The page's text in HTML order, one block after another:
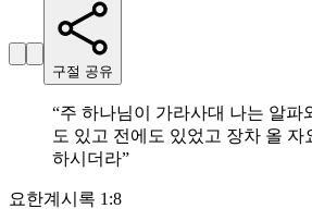
구절 공유
“주 하나님이 가라사대 나는 알파
도 있고 전에도 있었고 장차 올 자
하시더라”
요한계시록 1:8